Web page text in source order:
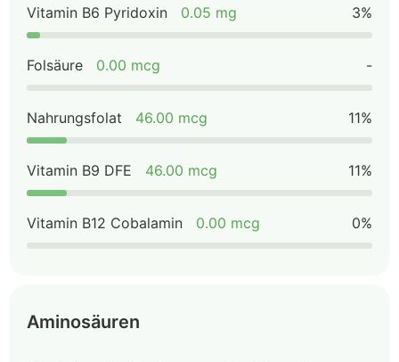
Vitamin B6 Pyridoxin 0.05 mg 3%
Folsäure 0.00 mcg -
Nahrungsfolat 46.00 mcg 11%
Vitamin B9 DFE 46.00 mcg 11%
Vitamin B12 Cobalamin 0.00 mcg 0%
Aminosäuren